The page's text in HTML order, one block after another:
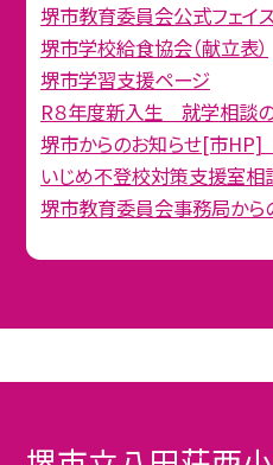
堺市教育委員会公式フェイ
堺市学校給食協会（献立表）
堺市学習支援ページ
R８年度新入生 就学相談
堺市からのお知らせ[市HP]
いじめ不登校対策支援室相
堺市教育委員会事務局から